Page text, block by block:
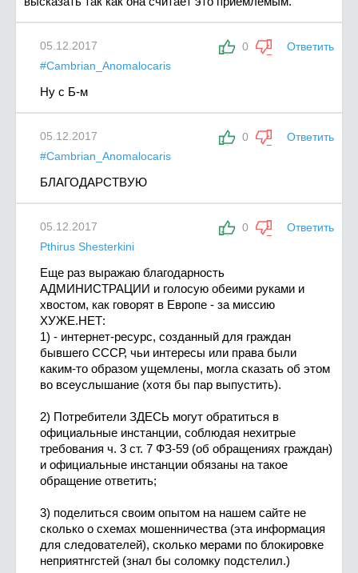
0 Ответить
05.12.2017
#Cambrian_Anomalocaris
Ну с Б-м
0 Ответить
05.12.2017
#Cambrian_Anomalocaris
БЛАГОДАРСТВУЮ
0 Ответить
05.12.2017
Pthirus Shesterkini
Еще раз выражаю благодарность
АДМИНИСТРАЦИИ и голосую обеими руками и
хвостом, как говорят в Европе - за миссию
ХУЖЕ.НЕТ:
1) - интернет-ресурс, созданный для граждан
бывшего СССР, чьи интересы или права были
каким-то образом ущемлены, могла сказать об этом
во всеуслышание (хотя бы пар выпустить).
2) Потребители ЗДЕСЬ могут обратиться в
официальные инстанции, соблюдая нехитрые
требования ч. 3 ст. 7 ФЗ-59 (об обращениях граждан)
и официальные инстанции обязаны на такое
обращение ответить;
3) поделиться своим опытом на нашем сайте не
сколько о схемах мошенничества (эта информация
для следователей), сколько мерами по блокировке
неприятнгстей (знал бы соломку подстелил.)